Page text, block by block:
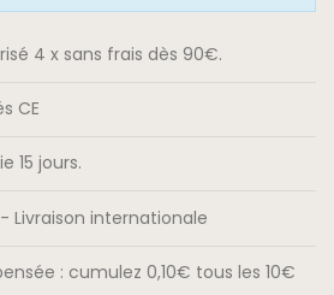
4 x sans frais dès 90€.
CE
15 jours.
Livraison internationale
: cumulez 0,10€ tous les 10€